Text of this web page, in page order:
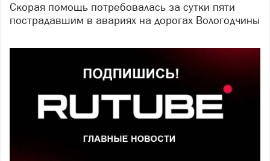
Скорая помощь потребовалась за сутки пяти
пострадавшим в авариях на дорогах Вологодчины